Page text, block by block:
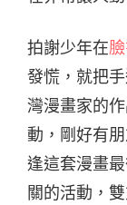
拍謝少年在
發慌，就把
灣漫畫家的
動，剛好有
逢這套漫畫
關的活動，